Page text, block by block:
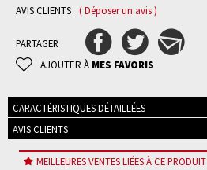
AVIS CLIENTS ( Déposer un avis )
PARTAGER
AJOUTER À MES FAVORIS
CARACTÉRISTIQUES DÉTAILLÉES
AVIS CLIENTS
MEILLEURES VENTES LIÉES À CE PRODUIT